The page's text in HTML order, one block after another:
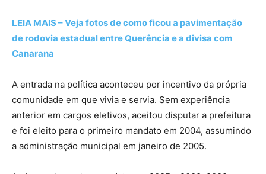
LEIA MAIS – Veja fotos de como ficou a pavimentação
de rodovia estadual entre Querência e a divisa com
Canarana
A entrada na política aconteceu por incentivo da própria
comunidade em que vivia e servia. Sem experiência
anterior em cargos eletivos, aceitou disputar a prefeitura
e foi eleito para o primeiro mandato em 2004, assumindo
a administração municipal em janeiro de 2005.